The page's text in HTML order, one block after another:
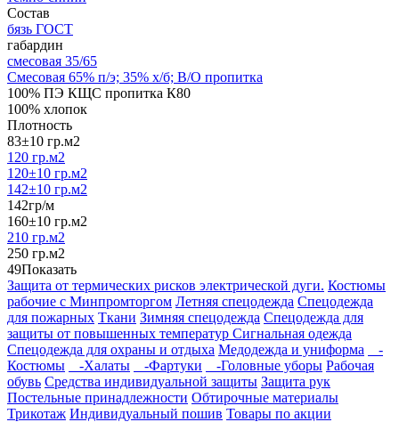
Состав
бязь ГОСТ
габардин
смесовая 35/65
Смесовая 65% п/э; 35% х/б; В/О пропитка
100% ПЭ КЩС пропитка К80
100% хлопок
Плотность
83±10 гр.м2
120 гр.м2
120±10 гр.м2
142±10 гр.м2
142гр/м
160±10 гр.м2
210 гр.м2
250 гр.м2
49Показать
Защита от термических рисков электрической дуги. Костюмы
рабочие с Минпромторгом Летняя спецодежда Спецодежда
для пожарных Ткани Зимняя спецодежда Спецодежда для
защиты от повышенных температур Сигнальная одежда
Спецодежда для охраны и отдыха Медодежда и униформа
-
Костюмы
-Халаты -Фартуки -Головные уборы Рабочая
обувь Средства индивидуальной защиты Защита рук
Постельные принадлежности Обтирочные материалы
Трикотаж Индивидуальный пошив Товары по акции